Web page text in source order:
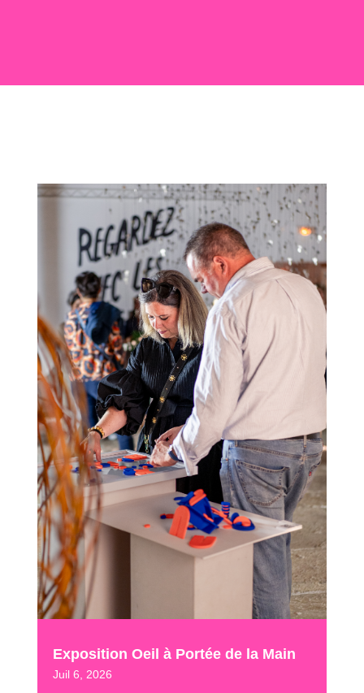
Exposition Oeil à Portée de la Main
Juil 6, 2026